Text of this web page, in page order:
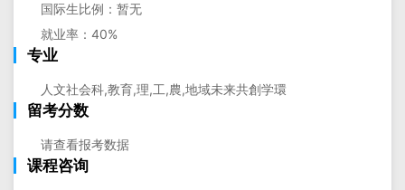
国际生比例：暂无
就业率：40%
专业
人文社会科,教育,理,工,農,地域未来共創学環
留考分数
请查看报考数据
课程咨询